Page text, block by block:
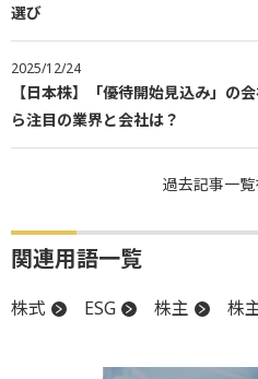
選び
2025/12/24
【日本株】「優待開始見込み」の
ら注目の業界と会社は？
過去記事一覧
関連用語一覧
株式 ESG 株主 株